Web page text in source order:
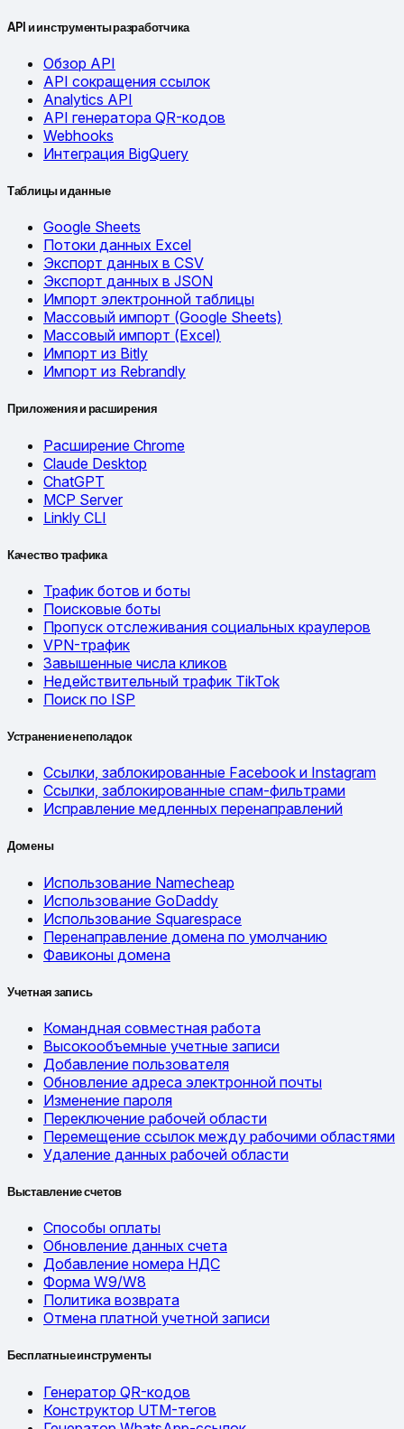
API и инструменты разработчика
Обзор API
API сокращения ссылок
Analytics API
API генератора QR-кодов
Webhooks
Интеграция BigQuery
Таблицы и данные
Google Sheets
Потоки данных Excel
Экспорт данных в CSV
Экспорт данных в JSON
Импорт электронной таблицы
Массовый импорт (Google Sheets)
Массовый импорт (Excel)
Импорт из Bitly
Импорт из Rebrandly
Приложения и расширения
Расширение Chrome
Claude Desktop
ChatGPT
MCP Server
Linkly CLI
Качество трафика
Трафик ботов и боты
Поисковые боты
Пропуск отслеживания социальных краулеров
VPN-трафик
Завышенные числа кликов
Недействительный трафик TikTok
Поиск по ISP
Устранение неполадок
Ссылки, заблокированные Facebook и Instagram
Ссылки, заблокированные спам-фильтрами
Исправление медленных перенаправлений
Домены
Использование Namecheap
Использование GoDaddy
Использование Squarespace
Перенаправление домена по умолчанию
Фавиконы домена
Учетная запись
Командная совместная работа
Высокообъемные учетные записи
Добавление пользователя
Обновление адреса электронной почты
Изменение пароля
Переключение рабочей области
Перемещение ссылок между рабочими областями
Удаление данных рабочей области
Выставление счетов
Способы оплаты
Обновление данных счета
Добавление номера НДС
Форма W9/W8
Политика возврата
Отмена платной учетной записи
Бесплатные инструменты
Генератор QR-кодов
Конструктор UTM-тегов